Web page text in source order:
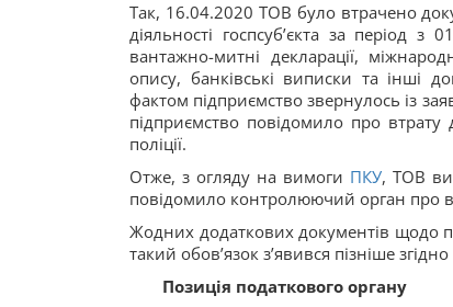
Так, 16.04.2020 ТОВ було втрачено
діяльності госпсуб’єкта за період
вантажно-митні декларації,
опису, банківські виписки та інші
фактом підприємство звернулось із
підприємство повідомило про втрату
поліції.
Отже, з огляду на вимоги ПКУ, ТОВ
повідомило контролюючий орган про
Жодних додаткових документів щодо
такий обов’язок з’явився пізніше
Позиція податкового органу